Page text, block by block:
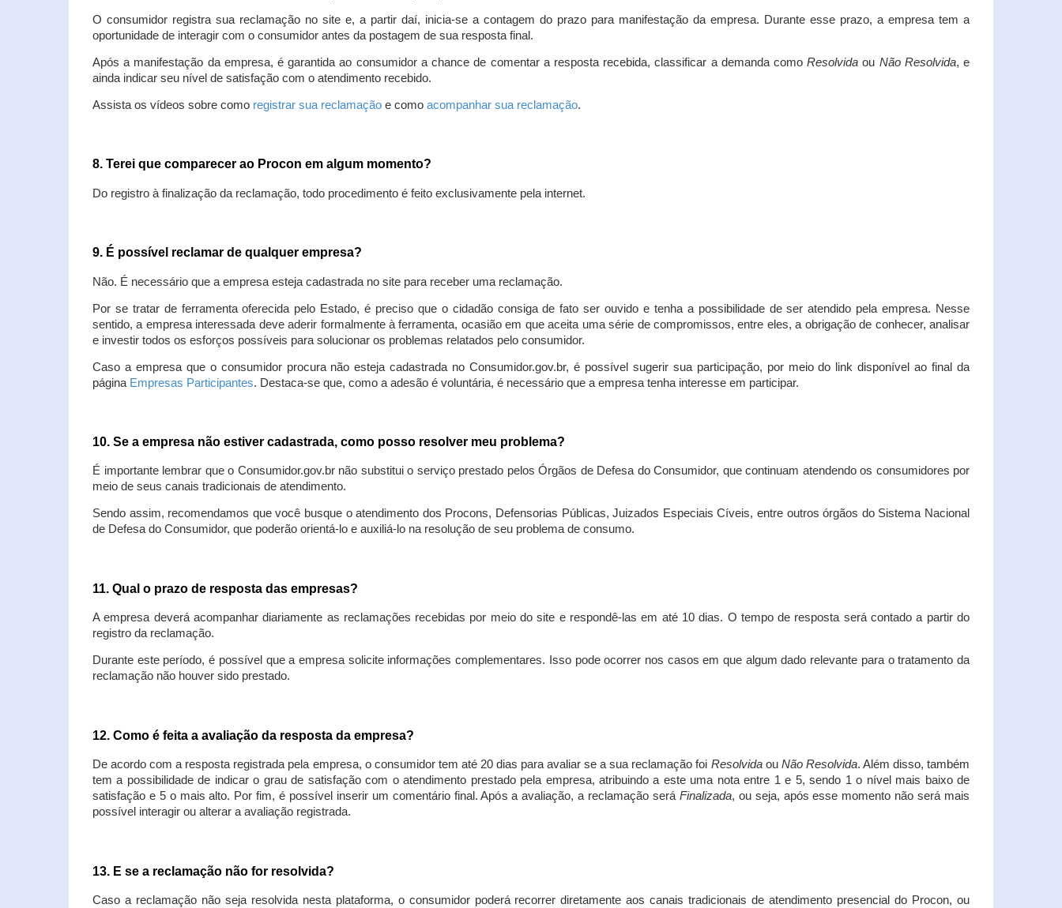
O consumidor registra sua reclamação no site e, a partir daí, inicia-se a contagem do prazo para manifestação da empresa. Durante esse prazo, a empresa tem a
oportunidade de interagir com o consumidor antes da postagem de sua resposta final.
Após a manifestação da empresa, é garantida ao consumidor a chance de comentar a resposta recebida, classificar a demanda comoResolvida ou Não Resolvida, e
ainda indicar seu nível de satisfação com o atendimento recebido.
Assista os vídeos sobre como registrar sua reclamação e como acompanhar sua reclamação.
8. Terei que comparecer ao Procon em algum momento?
Do registro à finalização da reclamação, todo procedimento é feito exclusivamente pela internet.
9. É possível reclamar de qualquer empresa?
Não. É necessário que a empresa esteja cadastrada no site para receber uma reclamação.
Por se tratar de ferramenta oferecida pelo Estado, é preciso que o cidadão consiga de fato ser ouvido e tenha a possibilidade de ser atendido pela empresa. Nesse
sentido, a empresa interessada deve aderir formalmente à ferramenta, ocasião em que aceita uma série de compromissos, entre eles, a obrigação de conhecer, analisar
e investir todos os esforços possíveis para solucionar os problemas relatados pelo consumidor.
Caso a empresa que o consumidor procura não esteja cadastrada no Consumidor.gov.br, é possível sugerir sua participação, por meio do link disponível ao final da
página Empresas Participantes. Destaca-se que, como a adesão é voluntária, é necessário que a empresa tenha interesse em participar.
10. Se a empresa não estiver cadastrada, como posso resolver meu problema?
É importante lembrar que o Consumidor.gov.br não substitui o serviço prestado pelos Órgãos de Defesa do Consumidor, que continuam atendendo os consumidores por
meio de seus canais tradicionais de atendimento.
Sendo assim, recomendamos que você busque o atendimento dos Procons, Defensorias Públicas, Juizados Especiais Cíveis, entre outros órgãos do Sistema Nacional
de Defesa do Consumidor, que poderão orientá-lo e auxiliá-lo na resolução de seu problema de consumo.
11. Qual o prazo de resposta das empresas?
A empresa deverá acompanhar diariamente as reclamações recebidas por meio do site e respondê-las em até 10 dias. O tempo de resposta será contado a partir do
registro da reclamação.
Durante este período, é possível que a empresa solicite informações complementares. Isso pode ocorrer nos casos em que algum dado relevante para o tratamento da
reclamação não houver sido prestado.
12. Como é feita a avaliação da resposta da empresa?
De acordo com a resposta registrada pela empresa, o consumidor tem até 20 dias para avaliar se a sua reclamação foi Resolvidaou Não Resolvida. Além disso, também
tem a possibilidade de indicar o grau de satisfação com o atendimento prestado pela empresa, atribuindo a este uma nota entre 1 e 5, sendo 1 o nível mais baixo de
satisfação e 5 o mais alto. Por fim, é possível inserir um comentário final. Após a avaliação, a reclamação será Finalizada, ou seja, após esse momento não será mais
possível interagir ou alterar a avaliação registrada.
13. E se a reclamação não for resolvida?
Caso a reclamação não seja resolvida nesta plataforma, o consumidor poderá recorrer diretamente aos canais tradicionais de atendimento presencial do Procon, ou